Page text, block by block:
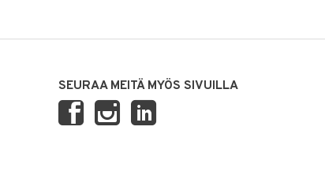
SEURAA MEITÄ MYÖS SIVUILLA